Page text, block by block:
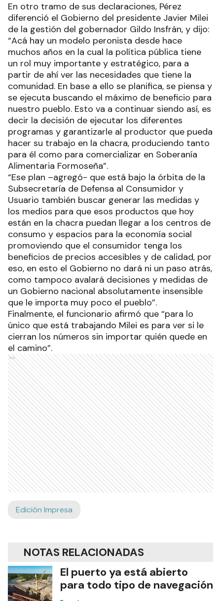
En otro tramo de sus declaraciones, Pérez
diferenció el Gobierno del presidente Javier Milei
de la gestión del gobernador Gildo Insfrán, y dijo:
“Acá hay un modelo peronista desde hace
muchos años en la cual la política pública tiene
un rol muy importante y estratégico, para a
partir de ahí ver las necesidades que tiene la
comunidad. En base a ello se planifica, se piensa y
se ejecuta buscando el máximo de beneficio para
nuestro pueblo. Esto va a continuar siendo así, es
decir la decisión de ejecutar los diferentes
programas y garantizarle al productor que pueda
hacer su trabajo en la chacra, produciendo tanto
para él como para comercializar en Soberanía
Alimentaria Formoseña”.
“Ese plan –agregó- que está bajo la órbita de la
Subsecretaría de Defensa al Consumidor y
Usuario también buscar generar las medidas y
los medios para que esos productos que hoy
están en la chacra puedan llegar a los centros de
consumo y espacios para la economía social
promoviendo que el consumidor tenga los
beneficios de precios accesibles y de calidad, por
eso, en esto el Gobierno no dará ni un paso atrás,
como tampoco avalará decisiones y medidas de
un Gobierno nacional absolutamente insensible
que le importa muy poco el pueblo”.
Finalmente, el funcionario afirmó que “para lo
único que está trabajando Milei es para ver si le
cierran los números sin importar quién quede en
el camino”.
Ads
Edición Impresa
NOTAS RELACIONADAS
El puerto ya está abierto
para todo tipo de navegación